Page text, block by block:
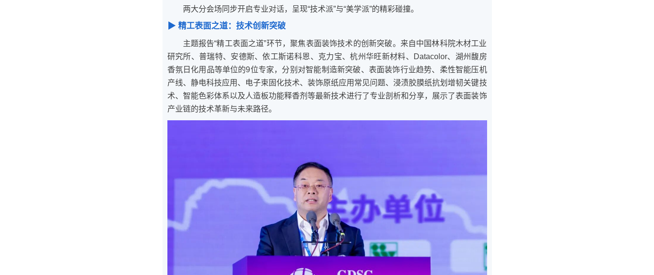
两大分会场同步开启专业对话，呈现“技术派”与“美学派”的精彩碰撞。
▶ 精工表面之道：技术创新突破
主题报告“精工表面之道”环节，聚焦表面装饰技术的创新突破。来自中国林科院木材工业
研究所、普瑞特、安德斯、依工斯诺科恩、克力宝、杭州华旺新材料、Datacolor、湖州馥房
香氛日化用品等单位的9位专家，分别对智能制造新突破、表面装饰行业趋势、柔性智能压机
产线、静电科技应用、电子束固化技术、装饰原纸应用常见问题、浸渍胶膜纸抗划增韧关键技
术、智能色彩体系以及人造板功能释香剂等最新技术进行了专业剖析和分享，展示了表面装饰
产业链的技术革新与未来路径。